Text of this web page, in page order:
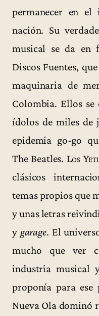
permanecer en
nación. Su
musical se da en
Discos Fuentes,
maquinaria de
Colombia. Ellos
ídolos de miles de
epidemia go-go
The Beatles. Los
clásicos
temas propios que
y unas letras
y garage. El
mucho que ver
industria musical
proponía para
Nueva Ola dominó